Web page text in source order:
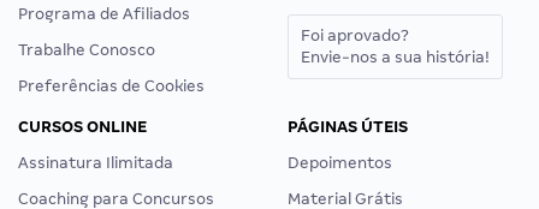
Programa de Afiliados
Trabalhe Conosco
Preferências de Cookies
Foi aprovado?
Envie-nos a sua história!
CURSOS ONLINE
Assinatura Ilimitada
Coaching para Concursos
PÁGINAS ÚTEIS
Depoimentos
Material Grátis